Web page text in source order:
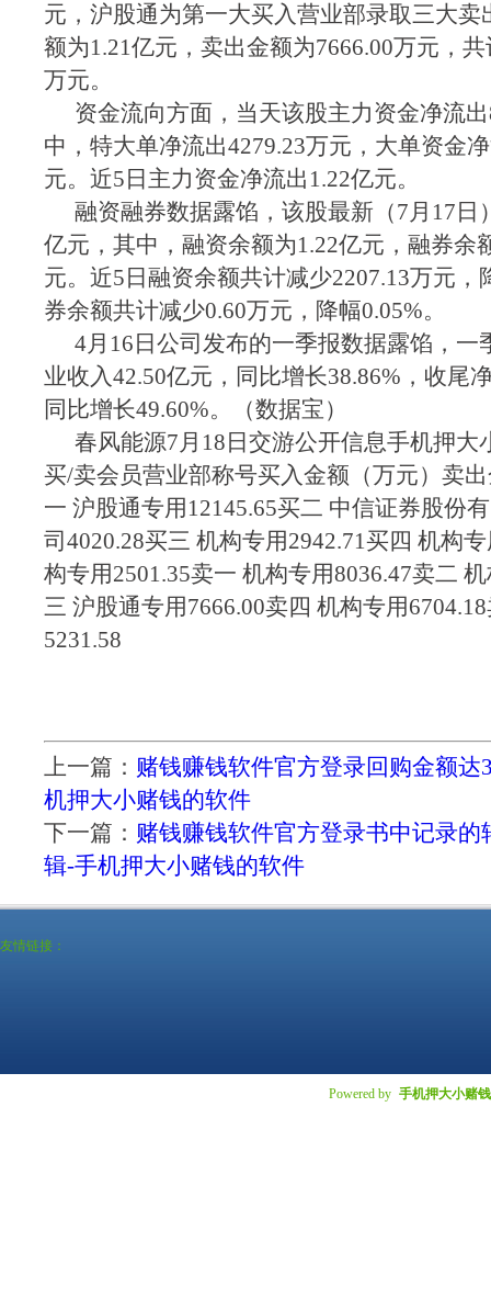
元，沪股通为第一大买入营业部录取三大卖
额为1.21亿元，卖出金额为7666.00万元，
万元。
资金流向方面，当天该股主力资金净流
中，特大单净流出4279.23万元，大单资金
元。近5日主力资金净流出1.22亿元。
融资融券数据露馅，该股最新（7月17日
亿元，其中，融资余额为1.22亿元，融券余
元。近5日融资余额共计减少2207.13万元，
券余额共计减少0.60万元，降幅0.05%。
4月16日公司发布的一季报数据露馅，一
业收入42.50亿元，同比增长38.86%，收尾
同比增长49.60%。（数据宝）
春风能源7月18日交游公开信息手机押大
买/卖会员营业部称号买入金额（万元）卖
一 沪股通专用12145.65买二 中信证券股份
司4020.28买三 机构专用2942.71买四 机构
构专用2501.35卖一 机构专用8036.47卖二
三 沪股通专用7666.00卖四 机构专用
5231.58
上一篇： 赌钱赚钱软件官方登录回购金额达
机押大小赌钱的软件
下一篇： 赌钱赚钱软件官方登录书中记录的
辑-手机押大小赌钱的软件
友情链接：
Powered by 手机押大小赌